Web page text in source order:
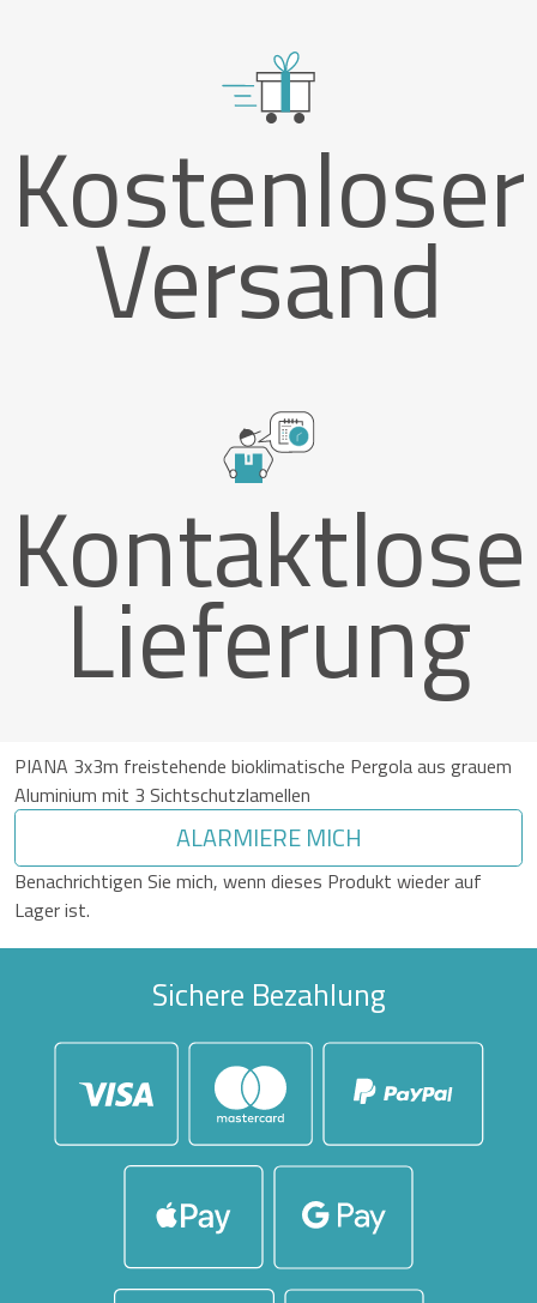
Kostenloser
Versand
Kontaktlose
Lieferung
PIANA 3x3m freistehende bioklimatische Pergola aus grauem
Aluminium mit 3 Sichtschutzlamellen
ALARMIERE MICH
Benachrichtigen Sie mich, wenn dieses Produkt wieder auf
Lager ist.
Sichere Bezahlung